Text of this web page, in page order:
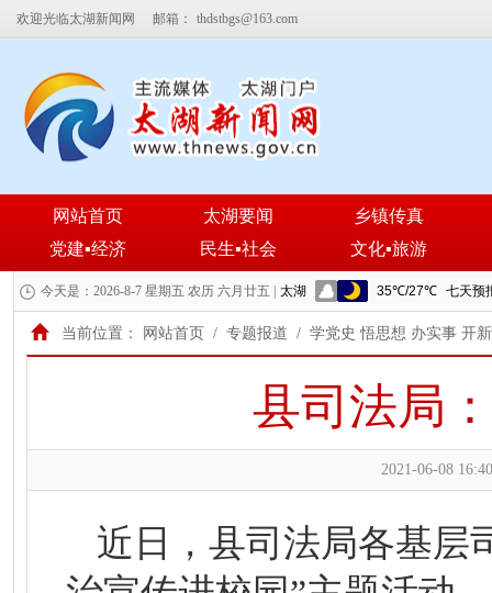
欢迎光临太湖新闻网 邮箱： thdstbgs@163.com
网站首页 太湖要闻
乡镇传真
党建▪经济
民生▪社会 文化▪旅游
今天是：2026-8-7 星期五 农历 六月廿五 |
当前位置： 网站首页 / 专题报道 / 学党史 悟思想 办实事 开
县司法局
2021-06-08
近日，县司法局各基层